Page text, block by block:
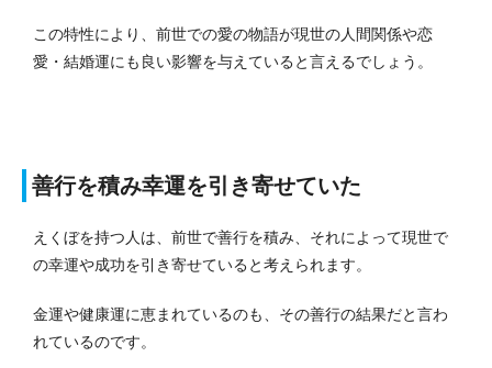
この特性により、前世での愛の物語が現世の人間関係や恋
愛・結婚運にも良い影響を与えていると言えるでしょう。
善行を積み幸運を引き寄せていた
えくぼを持つ人は、前世で善行を積み、それによって現世で
の幸運や成功を引き寄せていると考えられます。
金運や健康運に恵まれているのも、その善行の結果だと言わ
れているのです。